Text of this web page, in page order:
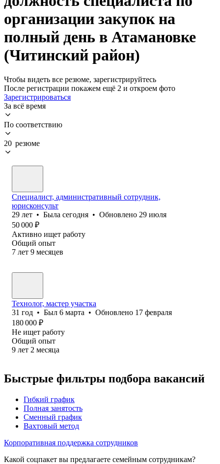
организации закупок на
полный день в Атамановке
(Читинский район)
Чтобы видеть все резюме, зарегистрируйтесь
После регистрации покажем ещё 2 и откроем фото
Зарегистрироваться
За всё время
По соответствию
20 резюме
Специалист, административный сотрудник,
юрисконсульт
29 лет • Была сегодня • Обновлено 29 июля
50 000 ₽
Активно ищет работу
Общий опыт
7 лет 9 месяцев
Технолог, мастер участка
31 год • Был 6 марта • Обновлено 17 февраля
180 000 ₽
Не ищет работу
Общий опыт
9 лет 2 месяца
Быстрые фильтры подбора вакансий
Гибкий график
Полная занятость
Сменный график
Вахтовый метод
Корпоративная поддержка сотрудников
Какой соцпакет вы предлагаете семейным сотрудникам?